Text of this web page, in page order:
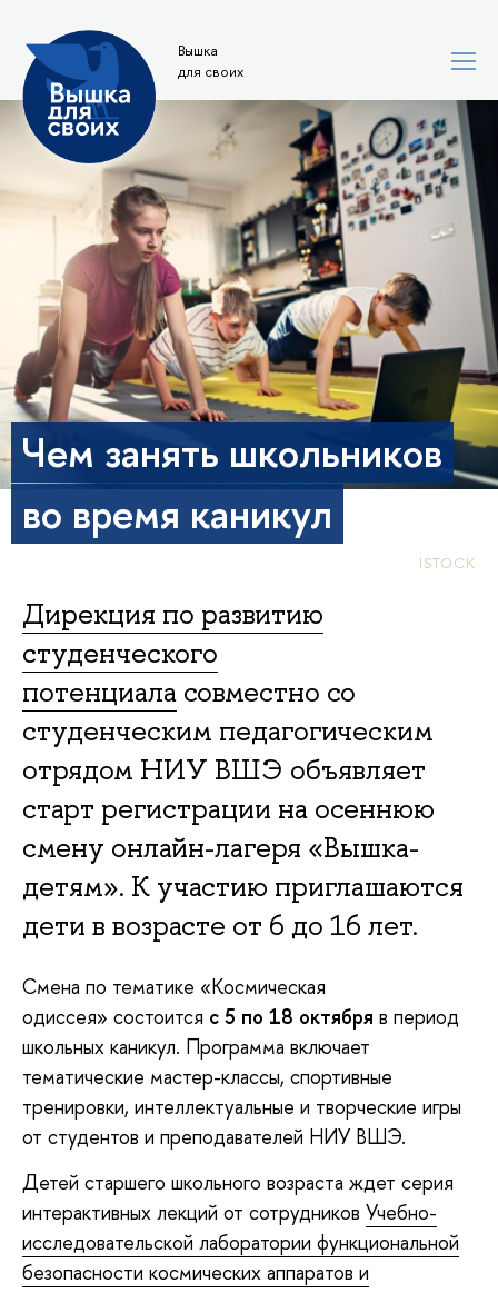
Вышка
для своих
Чем занять школьников
во время каникул
ISTOCK
Дирекция по развитию
студенческого
потенциала совместно со
студенческим педагогическим
отрядом НИУ ВШЭ объявляет
старт регистрации на осеннюю
смену онлайн-лагеря «Вышка-
детям». К участию приглашаются
дети в возрасте от 6 до 16 лет.
Смена по тематике «Космическая
одиссея» состоится с 5 по 18 октября в период
школьных каникул. Программа включает
тематические мастер-классы, спортивные
тренировки, интеллектуальные и творческие игры
от студентов и преподавателей НИУ ВШЭ.
Детей старшего школьного возраста ждет серия
интерактивных лекций от сотрудников Учебно-
исследовательской лаборатории функциональной
безопасности космических аппаратов и